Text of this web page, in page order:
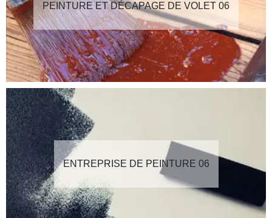
PEINTURE ET DÉCAPAGE DE VOLET 06
ENTREPRISE DE PEINTURE 06